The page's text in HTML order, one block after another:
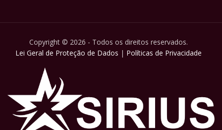
Copyright © 2026 - Todos os direitos reservados.
Lei Geral de Proteção de Dados | Políticas de Privacidade